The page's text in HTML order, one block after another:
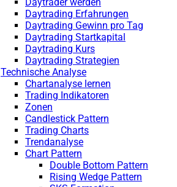
Daytrading Erfahrungen
Daytrading Gewinn pro Tag
Daytrading Startkapital
Daytrading Kurs
Daytrading Strategien
Technische Analyse
Chartanalyse lernen
Trading Indikatoren
Zonen
Candlestick Pattern
Trading Charts
Trendanalyse
Chart Pattern
Double Bottom Pattern
Rising Wedge Pattern